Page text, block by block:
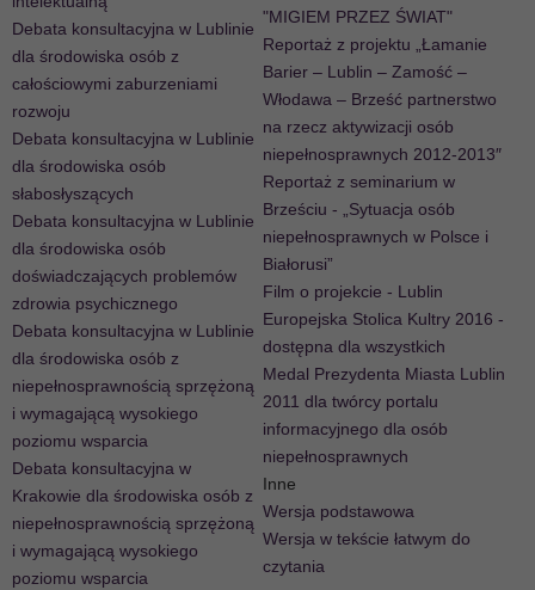
Debata konsultacyjna w Lublinie
dla środowiska osób z
całościowymi zaburzeniami
rozwoju
Debata konsultacyjna w Lublinie
dla środowiska osób
słabosłyszących
Debata konsultacyjna w Lublinie
dla środowiska osób
doświadczających problemów
zdrowia psychicznego
Debata konsultacyjna w Lublinie
dla środowiska osób z
niepełnosprawnością sprzężoną
i wymagającą wysokiego
poziomu wsparcia
Debata konsultacyjna w
Krakowie dla środowiska osób z
niepełnosprawnością sprzężoną
i wymagającą wysokiego
poziomu wsparcia
"MIGIEM PRZEZ ŚWIAT"
Reportaż z projektu „Łamanie
Barier – Lublin – Zamość –
Włodawa – Brześć partnerstwo
na rzecz aktywizacji osób
niepełnosprawnych 2012-2013″
Reportaż z seminarium w
Brześciu - „Sytuacja osób
niepełnosprawnych w Polsce i
Białorusi”
Film o projekcie - Lublin
Europejska Stolica Kultry 2016 -
dostępna dla wszystkich
Medal Prezydenta Miasta Lublin
2011 dla twórcy portalu
informacyjnego dla osób
niepełnosprawnych
Inne
Wersja podstawowa
Wersja w tekście łatwym do
czytania